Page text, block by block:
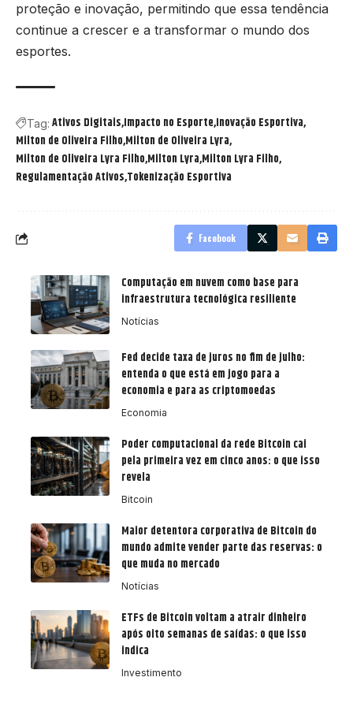
proteção e inovação, permitindo que essa tendência
continue a crescer e a transformar o mundo dos
esportes.
Tag: Ativos Digitais Impacto no Esporte Inovação Esportiva
Milton de Oliveira Filho Milton de Oliveira Lyra
Milton de Oliveira Lyra Filho Milton Lyra Milton Lyra Filho
Regulamentação Ativos Tokenização Esportiva
Facebook
Computação em nuvem como base para
infraestrutura tecnológica resiliente
Notícias
Fed decide taxa de juros no fim de julho:
entenda o que está em jogo para a
economia e para as criptomoedas
Economia
Poder computacional da rede Bitcoin cai
pela primeira vez em cinco anos: o que isso
revela
Bitcoin
Maior detentora corporativa de Bitcoin do
mundo admite vender parte das reservas: o
que muda no mercado
Notícias
ETFs de Bitcoin voltam a atrair dinheiro
após oito semanas de saídas: o que isso
indica
Investimento